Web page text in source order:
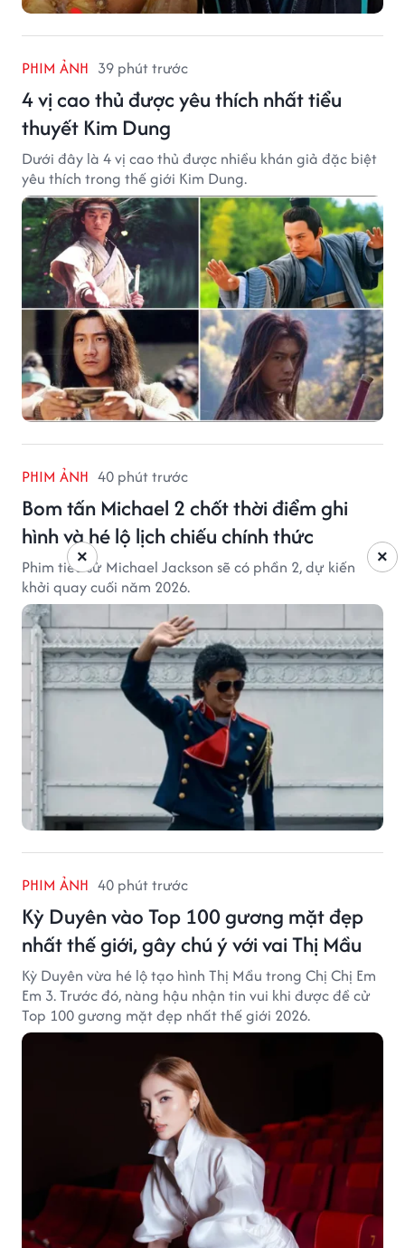
PHIM ẢNH 39 phút trước
4 vị cao thủ được yêu thích nhất tiểu
thuyết Kim Dung
Dưới đây là 4 vị cao thủ được nhiều khán giả đặc biệt
yêu thích trong thế giới Kim Dung.
PHIM ẢNH 40 phút trước
Bom tấn Michael 2 chốt thời điểm ghi
hình và hé lộ lịch chiếu chính thức
Phim tiểu sử Michael Jackson sẽ có phần 2, dự kiến
khởi quay cuối năm 2026.
PHIM ẢNH 40 phút trước
Kỳ Duyên vào Top 100 gương mặt đẹp
nhất thế giới, gây chú ý với vai Thị Mầu
Kỳ Duyên vừa hé lộ tạo hình Thị Mầu trong Chị Chị Em
Em 3. Trước đó, nàng hậu nhận tin vui khi được đề cử
Top 100 gương mặt đẹp nhất thế giới 2026.
×
×